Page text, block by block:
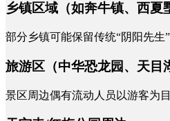
乡镇区域（如奔牛镇、西夏
部分乡镇可能保留传统“阴阳先生
旅游区（中华恐龙园、天目
景区周边偶有流动人员以游客为